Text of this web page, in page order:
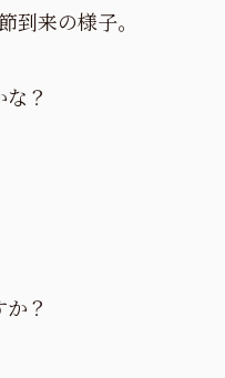
到来の様子。
？
？